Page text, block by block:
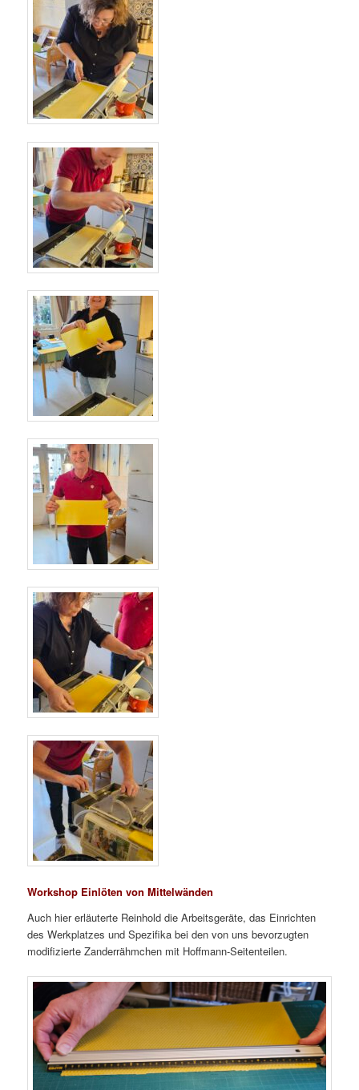
Workshop Einlöten von Mittelwänden
Auch hier erläuterte Reinhold die Arbeitsgeräte, das Einrichten
des Werkplatzes und Spezifika bei den von uns bevorzugten
modifizierte Zanderrähmchen mit Hoffmann-Seitenteilen.